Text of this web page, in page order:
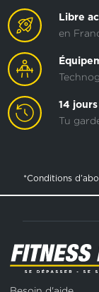
Libre
en
14
Tu
*Conditions